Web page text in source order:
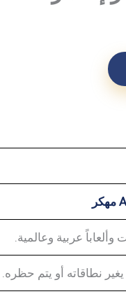
عربية وعالمية.
يغير نطاقاته أو يتم حظره.